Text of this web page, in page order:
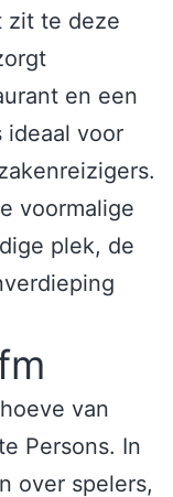
zit te deze
en een
ideaal voor
voormalige
plek, de
van
Persons. In
over spelers,